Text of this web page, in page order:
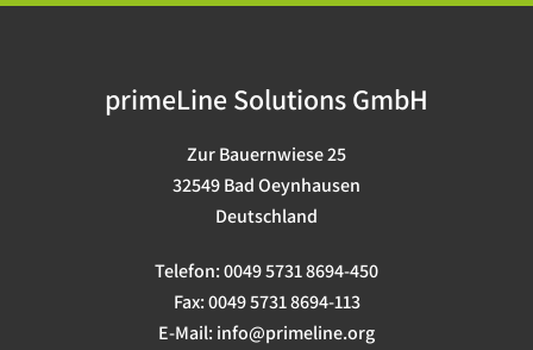
primeLine Solutions GmbH
Zur Bauernwiese 25
32549 Bad Oeynhausen
Deutschland
Telefon:0049 5731 8694-450
Fax:0049 5731 8694-113
E-Mail: info@primeline.org